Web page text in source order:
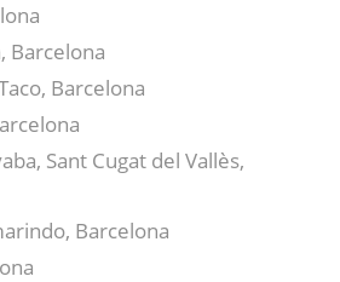
Barcelona
Barcelona
Sant Cugat del Vallès,
Barcelona